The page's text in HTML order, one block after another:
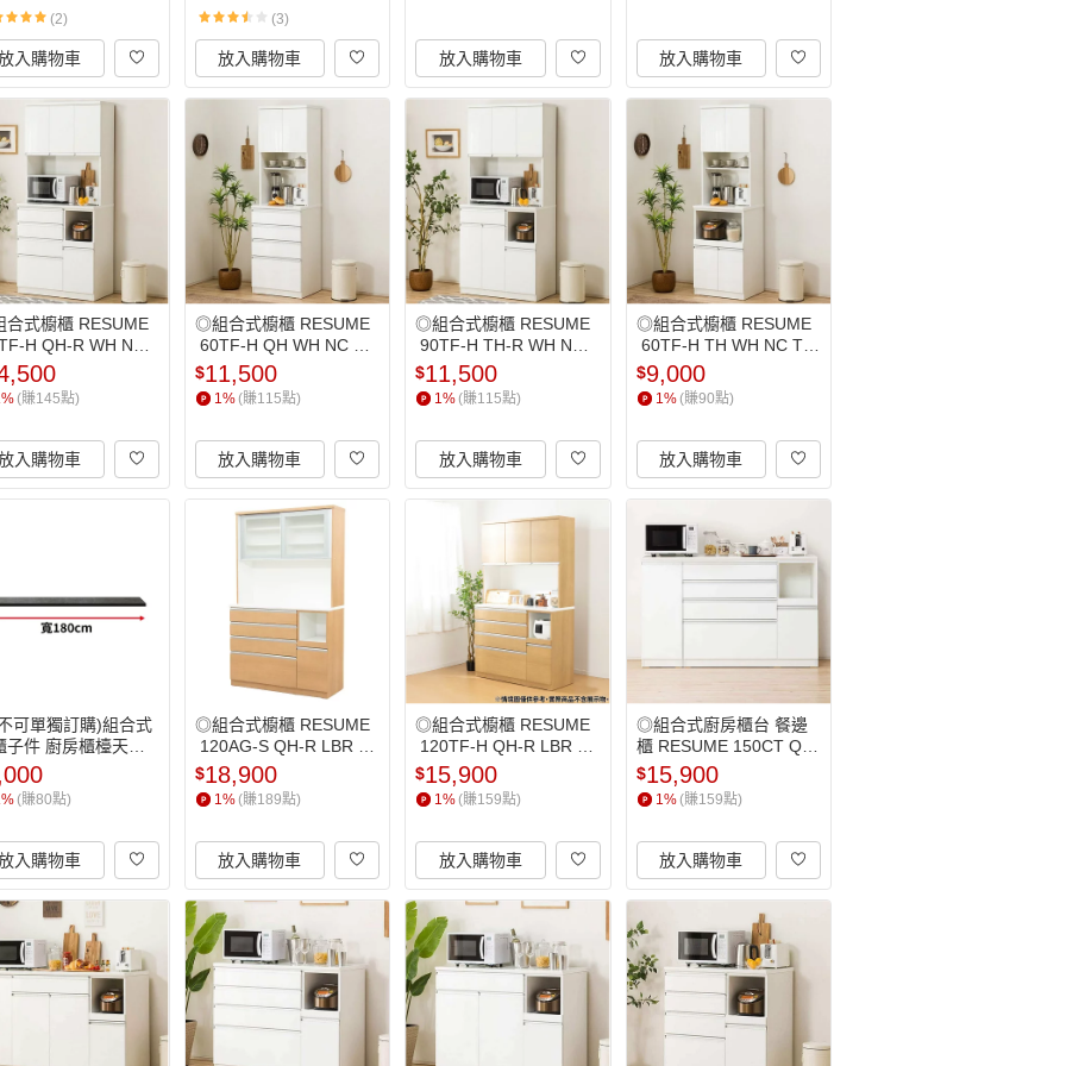
(2)
入購物車
(3)
放入購物車 放入購物車 放入購物車
式櫥櫃 RESUME
H QH-R WH NC
NITORI宜得利家居
%(賺145點)
入購物車
◎組合式櫥櫃 RESUME
60TF-H QH WH NC TW
NITORI宜得利家居
$11,500
1%(賺115點)
放入購物車
◎組合式櫥櫃 RESUME
90TF-H TH-R WH NC T
W NITORI宜得利家居
$11,500
1%(賺115點)
放入購物車
◎組合式櫥櫃 RESUME
60TF-H TH WH NC TW
NITORI宜得利家居
$9,000
1%(賺90點)
放入購物車
可單獨訂購)組合式
子件 廚房櫃檯天板
LIGARE D50-180
BK NITORI宜得利家
%(賺80點)
入購物車
◎組合式櫥櫃 RESUME
120AG-S QH-R LBR NI
TORI宜得利家居
$18,900
1%(賺189點)
放入購物車
◎組合式櫥櫃 RESUME
120TF-H QH-R LBR NI
TORI宜得利家居
$15,900
1%(賺159點)
放入購物車
◎組合式廚房櫃台 餐邊
櫃 RESUME 150CT QH-
R WH NC TW NITORI宜
得利家居
$15,900
1%(賺159點)
放入購物車